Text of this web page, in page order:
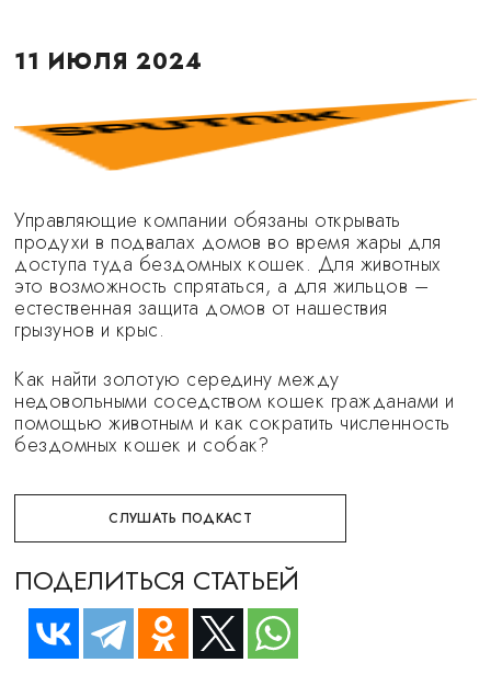
11 ИЮЛЯ 2024
Управляющие компании обязаны открывать
продухи в подвалах домов во время жары для
доступа туда бездомных кошек. Для животных
это возможность спрятаться, а для жильцов –
естественная защита домов от нашествия
грызунов и крыс.
Как найти золотую середину между
недовольными соседством кошек гражданами и
помощью животным и как сократить численность
бездомных кошек и собак?
СЛУШАТЬ ПОДКАСТ
ПОДЕЛИТЬСЯ СТАТЬЕЙ